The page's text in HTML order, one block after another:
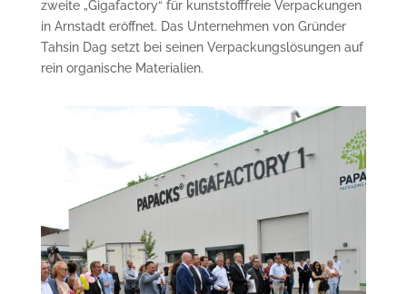
zweite „Gigafactory“ für kunststofffreie Verpackungen
in Arnstadt eröffnet. Das Unternehmen von Gründer
Tahsin Dag setzt bei seinen Verpackungslösungen auf
rein organische Materialien.